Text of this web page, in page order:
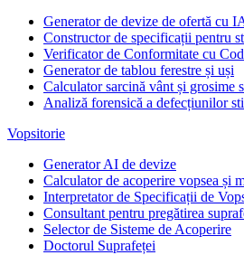
Generator de devize de ofertă cu
Constructor de specificații pentru
Verificator de Conformitate cu
Generator de tablou ferestre și uși
Calculator sarcină vânt și grosime
Analiză forensică a defecțiunilor
Vopsitorie
Generator AI de devize
Calculator de acoperire vopsea și
Interpretator de Specificații de
Consultant pentru pregătirea
Selector de Sisteme de Acoperire
Doctorul Suprafeței